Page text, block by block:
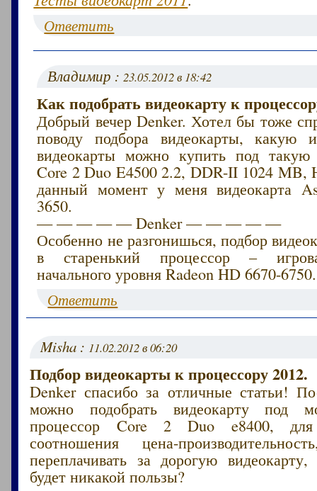
Ответить
Владимир :23.05.2012 в 18:42
Как подобрать видеокарту к
Добрый вечер Denker. Хотел бы тоже
поводу подбора видеокарты, какую
видеокарты можно купить под такую
Core 2 Duo E4500 2.2, DDR-II 1024 MB,
данный момент у меня видеокарта
3650.
— — — — — Denker — — — — —
Особенно не разгонишься, подбор
в старенький процессор –
начального уровня Radeon HD 6670-6750.
Ответить
Misha : 11.02.2012 в 06:20
Подбор видеокарты к процессору 2012.
Denker спасибо за отличные статьи!
можно подобрать видеокарту под
процессор Core 2 Duo e8400, для
соотношения цена-
переплачивать за дорогую
будет никакой пользы?